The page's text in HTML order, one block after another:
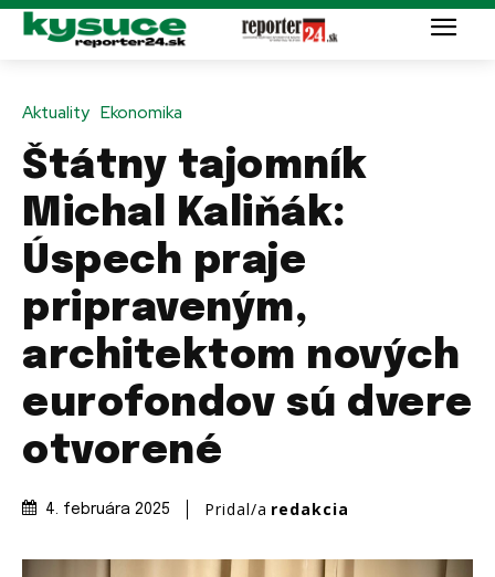
Aktuality Ekonomika
Štátny tajomník
Michal Kaliňák:
Úspech praje
pripraveným,
architektom nových
eurofondov sú dvere
otvorené
4. februára 2025 Pridal/a redakcia